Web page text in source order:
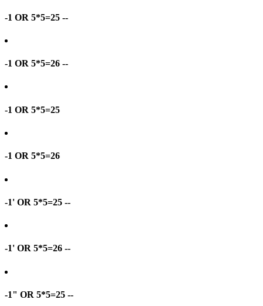
-1 OR 5*5=25 --
-1 OR 5*5=26 --
-1 OR 5*5=25
-1 OR 5*5=26
-1' OR 5*5=25 --
-1' OR 5*5=26 --
-1" OR 5*5=25 --